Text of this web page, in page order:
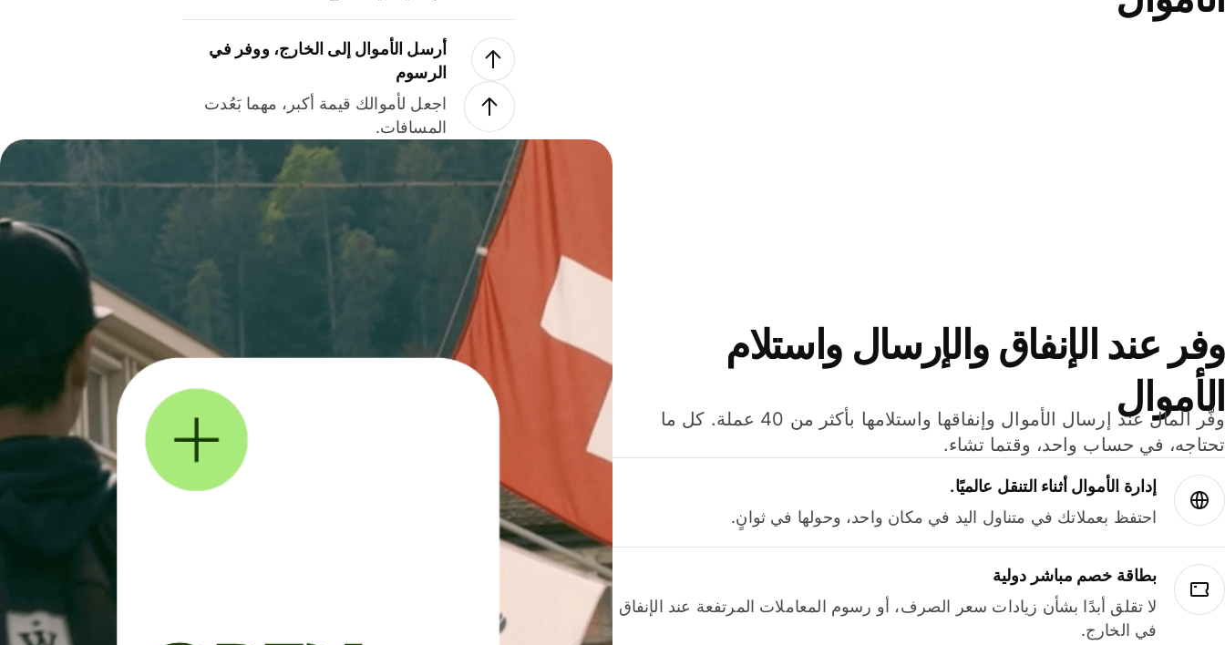
أرسل الأموال إلى الخارج، ووفر في
الرسوم
اجعل لأموالك قيمة أكبر، مهما بَعُدت
المسافات.
وفر عند الإنفاق والإرسال واستلام
الأموال
وفّر المال عند إرسال الأموال وإنفاقها واستلامها بأكثر من 40 عملة. كل ما
تحتاجه، في حساب واحد، وقتما تشاء.
إدارة الأموال أثناء التنقل عالميًا.
احتفظ بعملاتك في متناول اليد في مكان واحد، وحولها في ثوانٍ.
بطاقة خصم مباشر دولية
لا تقلق أبدًا بشأن زيادات سعر الصرف، أو رسوم المعاملات المرتفعة عند الإنفاق
في الخارج.